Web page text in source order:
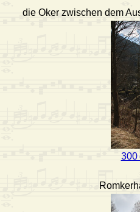
die Oker zwischen dem
300